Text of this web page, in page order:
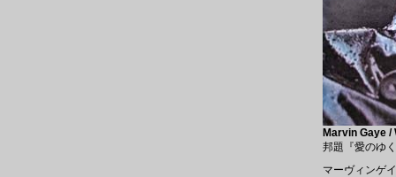
Marvin Gaye /
邦題『愛のゆ
マーヴィンゲ